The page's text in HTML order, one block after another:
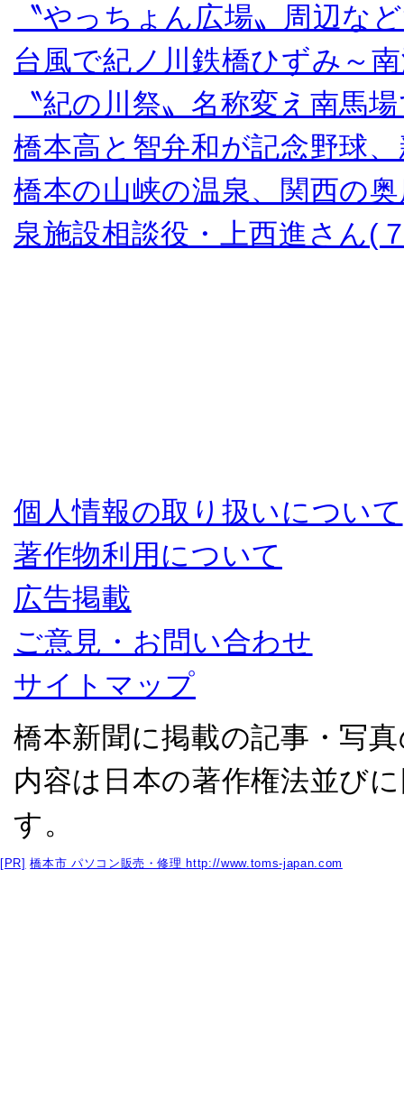
〝やっちょん広場〟周辺な
台風で紀ノ川鉄橋ひずみ～
〝紀の川祭〟名称変え南馬
橋本高と智弁和が記念野球
橋本の山峡の温泉、関西の
泉施設相談役・上西進さん(
個人情報の取り扱いについて
著作物利用について
広告掲載
ご意見・お問い合わせ
サイトマップ
橋本新聞に掲載の記事・写
内容は日本の著作権法並び
す。
[PR] 橋本市 パソコン販売・修理 http://www.toms-japan.com